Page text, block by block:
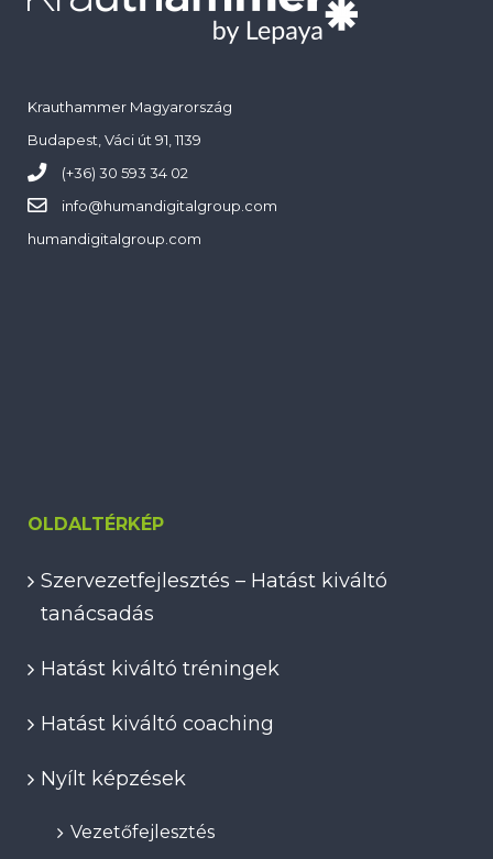
Krauthammer Magyarország
Budapest, Váci út 91, 1139
(+36) 30 593 34 02
info@humandigitalgroup.com
humandigitalgroup.com
OLDALTÉRKÉP
Szervezetfejlesztés – Hatást kiváltó
tanácsadás
Hatást kiváltó tréningek
Hatást kiváltó coaching
Nyílt képzések
Vezetőfejlesztés